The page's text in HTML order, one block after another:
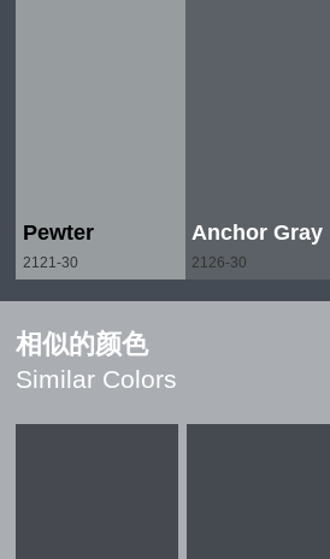
Pewter
2121-30
Anchor Gray
2126-30
相似的颜色
Similar Colors